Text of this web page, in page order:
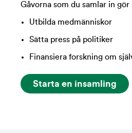
Gåvorna som du samlar in
Utbilda medmänniskor
Sätta press på politiker
Finansiera forskning om
Starta en insamling